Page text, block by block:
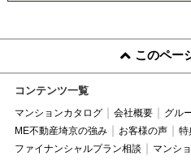
このペー
コンテンツ一覧
マンションカタログ 会社概要 グル
ME不動産埼京の強み
お客様の声
特
ファイナンシャルプラン相談
マンシ